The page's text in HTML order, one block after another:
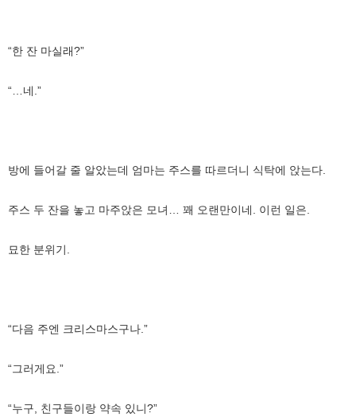
“한 잔 마실래?”
“…네.”
방에 들어갈 줄 알았는데 엄마는 주스를 따르더니 식탁에 앉는다.
주스 두 잔을 놓고 마주앉은 모녀… 꽤 오랜만이네. 이런 일은.
묘한 분위기.
“다음 주엔 크리스마스구나.”
“그러게요.”
“누구, 친구들이랑 약속 있니?”